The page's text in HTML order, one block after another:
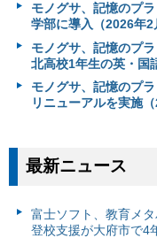
モノグサ、記憶のプ
学部に導入（2026年2
モノグサ、記憶のプ
北高校1年生の英・国
モノグサ、記憶のプ
リニューアルを実施
最新ニュース
富⼠ソフト、教育メ
登校支援が大府市で4